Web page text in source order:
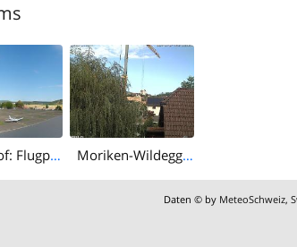
Holderhof: Flugplatz Birrfeld Moriken-Wildegg › West: Schloss Wildegg - Museum Aargau
Daten © by MeteoSchweiz,